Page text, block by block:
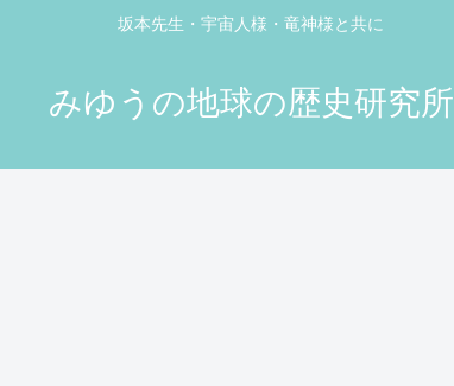
坂本先生・宇宙人様・竜神様と共に
みゆうの地球の歴史研究所